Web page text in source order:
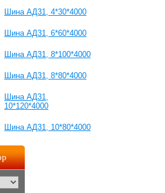
Шина АД31, 4*30*4000
Шина АД31, 6*60*4000
Шина АД31, 8*100*4000
Шина АД31, 8*80*4000
Шина АД31,
10*120*4000
Шина АД31, 10*80*4000